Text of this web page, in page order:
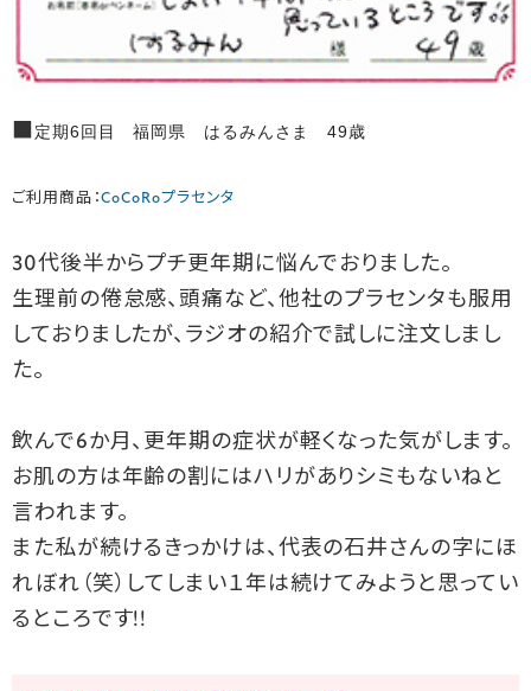
■定期6回目 福岡県 はるみんさま 49歳
ご利用商品：CoCoRoプラセンタ
30代後半からプチ更年期に悩んでおりました。
生理前の倦怠感、頭痛など、他社のプラセンタも服用
しておりましたが、ラジオの紹介で試しに注文しまし
た。
飲んで6か月、更年期の症状が軽くなった気がします。
お肌の方は年齢の割にはハリがありシミもないねと
言われます。
また私が続けるきっかけは、代表の石井さんの字にほ
れぼれ（笑）してしまい１年は続けてみようと思ってい
るところです!!